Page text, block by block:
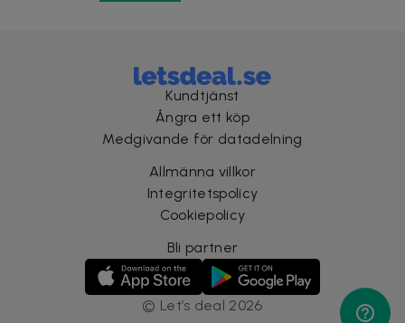
Kundtjänst
Ångra ett köp
Medgivande för datadelning
Allmänna villkor
Integritetspolicy
Cookiepolicy
Bli partner
© Let’s deal 2026